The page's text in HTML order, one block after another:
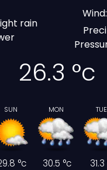
rain
26.3 °c
SUN
°c
MON
30.5 °c
TUE
31.3